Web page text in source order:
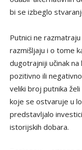
bi se izbeglo
Putnici ne
razmišljaju i o tome
dugotrajniji učinak
pozitivno ili
veliki broj putnika
koje se ostvaruje u
predstavljalo
istorijskih dobara.